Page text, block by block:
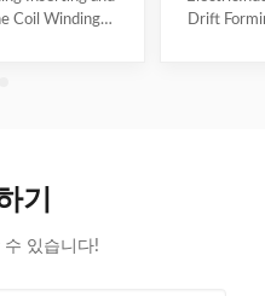
Coil Winding
insertion with 3-
Drift
기
수 있습니다!